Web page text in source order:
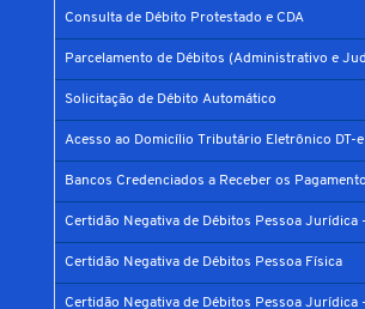
Consulta de Débito Protestado e CDA
Parcelamento de Débitos (Administrativo e
Solicitação de Débito Automático
Acesso ao Domicílio Tributário Eletrônico DT-e
Bancos Credenciados a Receber os
Certidão Negativa de Débitos Pessoa
Certidão Negativa de Débitos Pessoa Física
Certidão Negativa de Débitos Pessoa Jurídica